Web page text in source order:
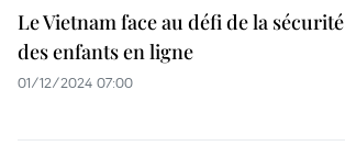
Le Vietnam face au défi de la sécurité
des enfants en ligne
01/12/2024 07:00